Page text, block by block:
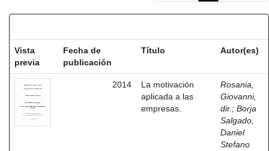
Vista
previa
Fecha de
publicación
Título Autor(es)
2014
La motivación
aplicada a las
empresas.
Rosania,
Giovanni,
dir. ; Borja
Salgado,
Daniel
Stefano